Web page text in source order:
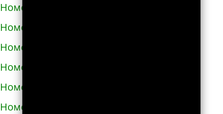
Номера телефонов такси в Одессе
Номера телефонов такси в Олевске
Номера телефонов такси в Орехове
Номера телефонов такси в Очакове
Номера телефонов такси в Павлограде
Номера телефонов такси в Первомайске